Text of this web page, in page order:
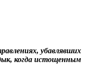
убавлявших
когда истощенным